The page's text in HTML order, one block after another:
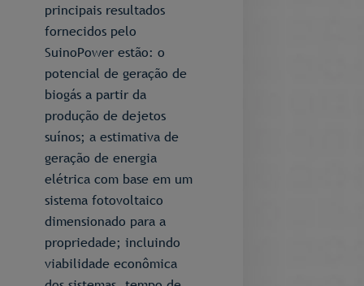
principais resultados
fornecidos pelo
SuinoPower estão: o
potencial de geração de
biogás a partir da
produção de dejetos
suínos; a estimativa de
geração de energia
elétrica com base em um
sistema fotovoltaico
dimensionado para a
propriedade; incluindo
viabilidade econômica